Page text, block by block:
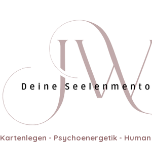
Kartenlegen - Psychoenergetik -